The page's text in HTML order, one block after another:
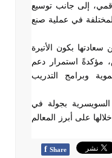
إلى جانب توسيع
في عملية صنع
بكون الأتيرة
مؤكدةً استمرار دعم
وبرامج التدريب
بجولة في
على أبرز المعالم
f Share